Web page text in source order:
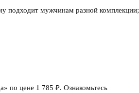
подходит мужчинам разной комплекции;
по цене 1 785 ₽. Ознакомьтесь